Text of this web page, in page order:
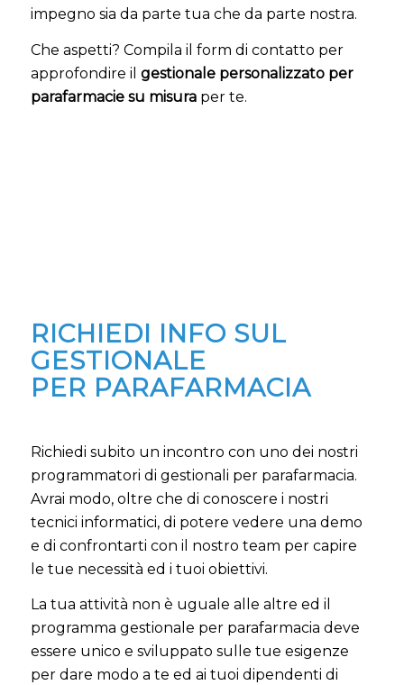
impegno sia da parte tua che da parte nostra.
Che aspetti? Compila il form di contatto per
approfondire il gestionale personalizzato per
parafarmacie su misuraper te.
RICHIEDI INFO SUL
GESTIONALE
PER PARAFARMACIA
Richiedi subito un incontro con uno dei nostri
programmatori di gestionali per parafarmacia.
Avrai modo, oltre che di conoscere i nostri
tecnici informatici, di potere vedere una demo
e di confrontarti con il nostro team per capire
le tue necessità ed i tuoi obiettivi.
La tua attività non è uguale alle altre ed il
programma gestionale per parafarmacia deve
essere unico e sviluppato sulle tue esigenze
per dare modo a te ed ai tuoi dipendenti di